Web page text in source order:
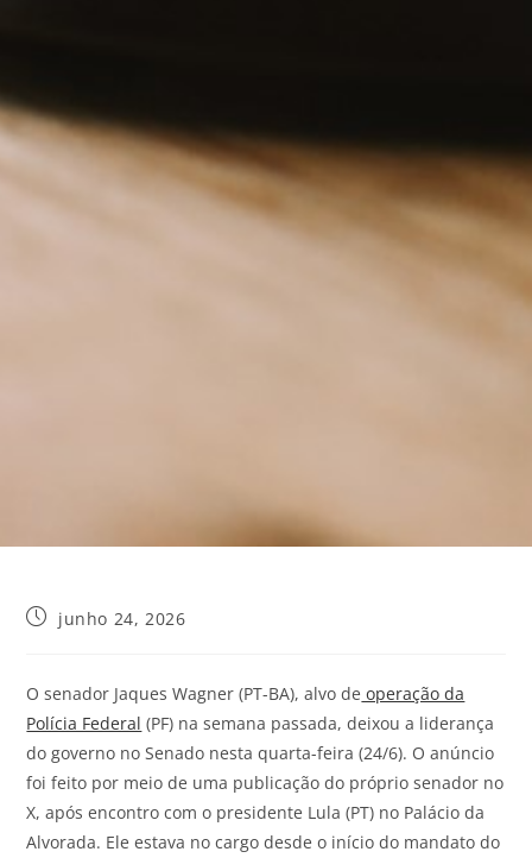
junho 24, 2026
O senador Jaques Wagner (PT-BA), alvo de operação da
Polícia Federal (PF) na semana passada, deixou a liderança
do governo no Senado nesta quarta-feira (24/6). O anúncio
foi feito por meio de uma publicação do próprio senador no
X, após encontro com o presidente Lula (PT) no Palácio da
Alvorada. Ele estava no cargo desde o início do mandato do